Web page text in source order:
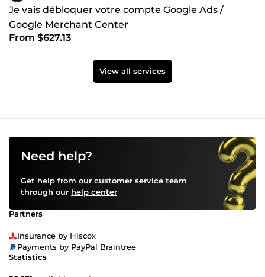
Je vais débloquer votre compte Google Ads /
Google Merchant Center
From $627.13
View all services
Need help?
Get help from our customer service team
through our help center
Partners
Insurance by Hiscox
Payments by PayPal Braintree
Statistics